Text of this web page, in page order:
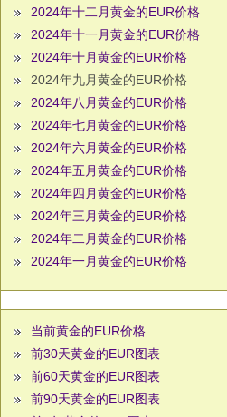
2024年十二月黄金的EUR价格
2024年十一月黄金的EUR价格
2024年十月黄金的EUR价格
2024年九月黄金的EUR价格
2024年八月黄金的EUR价格
2024年七月黄金的EUR价格
2024年六月黄金的EUR价格
2024年五月黄金的EUR价格
2024年四月黄金的EUR价格
2024年三月黄金的EUR价格
2024年二月黄金的EUR价格
2024年一月黄金的EUR价格
当前黄金的EUR价格
前30天黄金的EUR图表
前60天黄金的EUR图表
前90天黄金的EUR图表